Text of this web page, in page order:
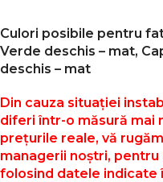
Culori posibile pentru
Verde deschis – mat,
deschis – mat
Din cauza situației
diferi într-o măsură mai
prețurile reale, vă
managerii noștri,
folosind datele indicate